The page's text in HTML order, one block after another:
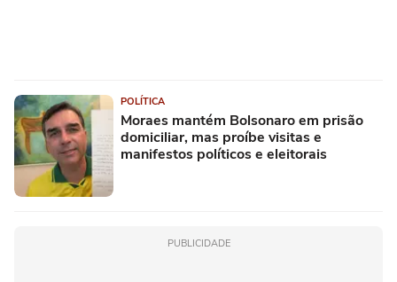
POLÍTICA
Moraes mantém Bolsonaro em prisão
domiciliar, mas proíbe visitas e
manifestos políticos e eleitorais
PUBLICIDADE